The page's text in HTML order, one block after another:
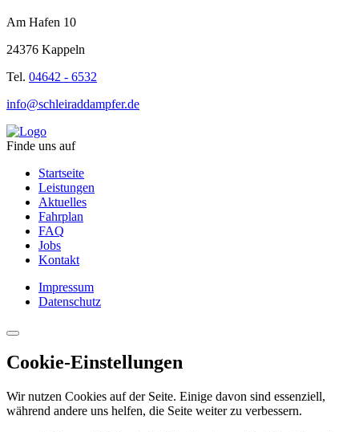
Am Hafen 10
24376 Kappeln
Tel. 04642 - 6532
info@schleiraddampfer.de
Finde uns auf
Startseite
Leistungen
Aktuelles
Fahrplan
FAQ
Jobs
Kontakt
Impressum
Datenschutz
Cookie-Einstellungen
Wir nutzen Cookies auf der Seite. Einige davon sind essenziell,
während andere uns helfen, die Seite weiter zu verbessern.